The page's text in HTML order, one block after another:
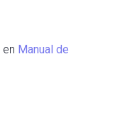
en Manual de